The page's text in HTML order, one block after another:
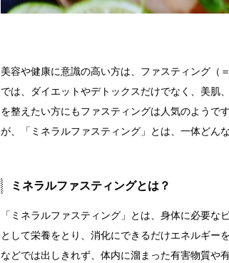
美容や健康に意識の高い方は、ファスティング（
では、ダイエットやデトックスだけでなく、美肌
を整えたい方にもファスティングは人気のようで
が、「ミネラルファスティング」とは、一体どん
ミネラルファスティングとは？
「ミネラルファスティング」とは、身体に必要
として栄養をとり、消化にできるだけエネルギー
などでは出しきれず、体内に溜まった有害物質や